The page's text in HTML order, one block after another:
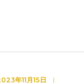
年11月15日 |